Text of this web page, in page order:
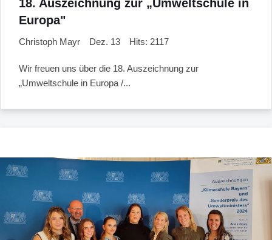
18. Auszeichnung zur „Umweltschule in
Europa"
Christoph Mayr Dez. 13 Hits: 2117
Wir freuen uns über die 18. Auszeichnung zur
„Umweltschule in Europa /...